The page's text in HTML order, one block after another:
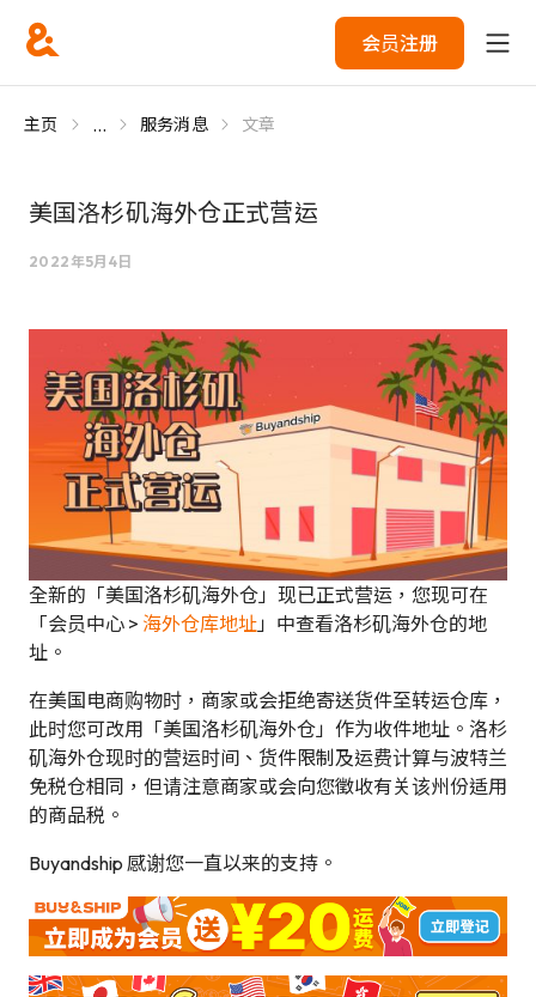
会员注册
主页 ... 服务消息 文章
美国洛杉矶海外仓正式营运
2022年5月4日
全新的「美国洛杉矶海外仓」现已正式营运，您现可在
「会员中心 > 海外仓库地址」中查看洛杉矶海外仓的地
址。
在美国电商购物时，商家或会拒绝寄送货件至转运仓库，
此时您可改用「美国洛杉矶海外仓」作为收件地址。洛杉
矶海外仓现时的营运时间、货件限制及运费计算与波特兰
免税仓相同，但请注意商家或会向您徵收有关该州份适用
的商品税。
Buyandship 感谢您一直以来的支持。